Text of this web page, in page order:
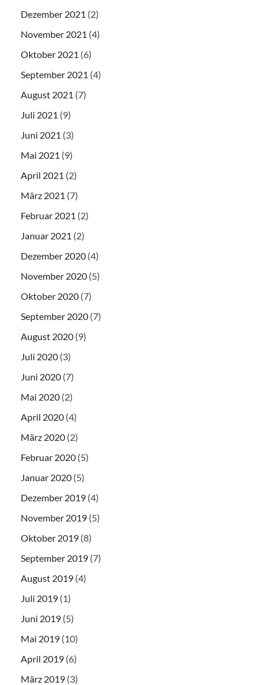
Dezember 2021 (2)
November 2021 (4)
Oktober 2021 (6)
September 2021 (4)
August 2021 (7)
Juli 2021 (9)
Juni 2021 (3)
Mai 2021 (9)
April 2021 (2)
März 2021 (7)
Februar 2021 (2)
Januar 2021 (2)
Dezember 2020 (4)
November 2020 (5)
Oktober 2020 (7)
September 2020 (7)
August 2020 (9)
Juli 2020 (3)
Juni 2020 (7)
Mai 2020 (2)
April 2020 (4)
März 2020 (2)
Februar 2020 (5)
Januar 2020 (5)
Dezember 2019 (4)
November 2019 (5)
Oktober 2019 (8)
September 2019 (7)
August 2019 (4)
Juli 2019 (1)
Juni 2019 (5)
Mai 2019 (10)
April 2019 (6)
März 2019 (3)